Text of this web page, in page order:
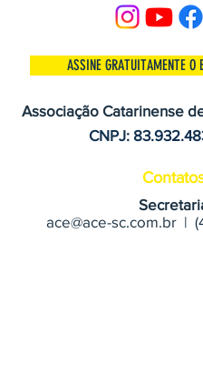
ASSINE GRATUITAMENTE O
ace@ace-sc.com.br |
Associação Catarinense
CNPJ: